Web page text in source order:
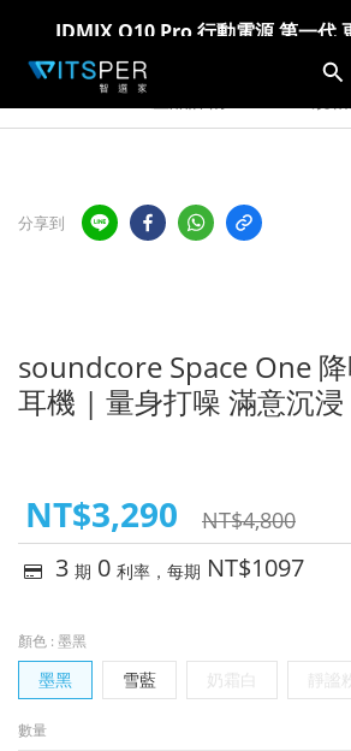
IDMIX Q10 Pro 行動電源 第一代
爸氣科技禮物節!精選科技好物5
IDMIX Q10 Pro 行動電源 第一代
爸氣科技禮物節!精選科技好物5
分享到
soundcore Space One
耳機 | 量身打噪 滿意沉浸
NT$4,800
NT$3,290
3 期 0 利率，每期 NT$1097
顏色 : 墨黑
墨黑 雪藍 奶霜白 靜謐粉
數量